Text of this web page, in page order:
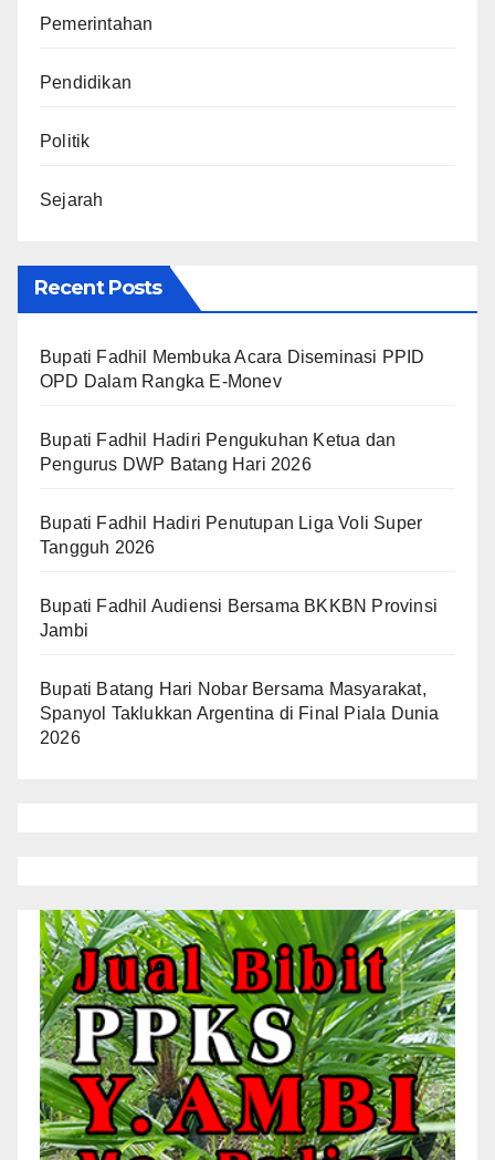
Pemerintahan
Pendidikan
Politik
Sejarah
Recent Posts
Bupati Fadhil Membuka Acara Diseminasi PPID
OPD Dalam Rangka E-Monev
Bupati Fadhil Hadiri Pengukuhan Ketua dan
Pengurus DWP Batang Hari 2026
Bupati Fadhil Hadiri Penutupan Liga Voli Super
Tangguh 2026
Bupati Fadhil Audiensi Bersama BKKBN Provinsi
Jambi
Bupati Batang Hari Nobar Bersama Masyarakat,
Spanyol Taklukkan Argentina di Final Piala Dunia
2026